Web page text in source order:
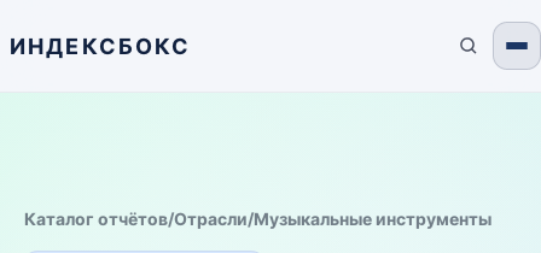
ИНДЕКСБОКС
Каталог отчётов/Отрасли/Музыкальные инструменты